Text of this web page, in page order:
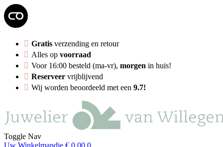
Gratis verzending en retour
Alles op voorraad
Voor 16:00 besteld (ma-vr), morgen in huis!
Reserveer vrijblijvend
Wij worden beoordeeld met een 9.7!
Toggle Nav
Uw Winkelmandje € 0,00 0